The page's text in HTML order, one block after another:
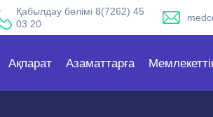
Қабылдау бөлімі 8(7262) 45
03 20
Ақпарат Азаматтарға